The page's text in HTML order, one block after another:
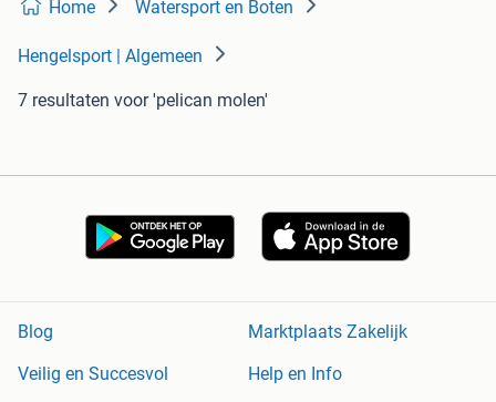
Home Watersport en Boten
Hengelsport | Algemeen
7 resultaten voor 'pelican molen'
Blog
Marktplaats Zakelijk
Veilig en Succesvol
Help en Info